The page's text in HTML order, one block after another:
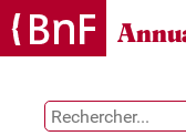
Gestion des cookies